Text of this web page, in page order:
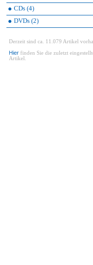
CDs (4)
DVDs (2)
Derzeit sind ca. 11.079 Artikel
Hier finden Sie die zuletzt
Artikel.